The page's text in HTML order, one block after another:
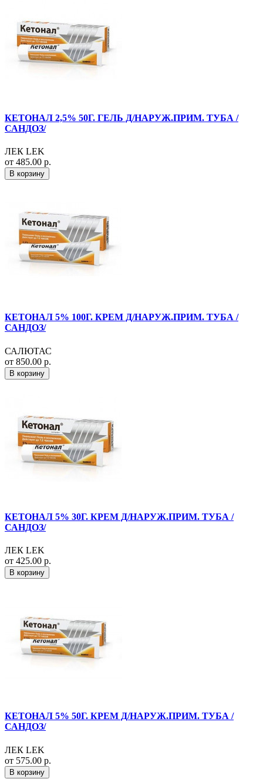
КЕТОНАЛ 2,5% 50Г. ГЕЛЬ Д/НАРУЖ.ПРИМ. ТУБА /
САНДОЗ/
ЛЕК LEK
от 485.00 р.
В корзину
КЕТОНАЛ 5% 100Г. КРЕМ Д/НАРУЖ.ПРИМ. ТУБА /
САНДОЗ/
САЛЮТАС
от 850.00 р.
В корзину
КЕТОНАЛ 5% 30Г. КРЕМ Д/НАРУЖ.ПРИМ. ТУБА /
САНДОЗ/
ЛЕК LEK
от 425.00 р.
В корзину
КЕТОНАЛ 5% 50Г. КРЕМ Д/НАРУЖ.ПРИМ. ТУБА /
САНДОЗ/
ЛЕК LEK
от 575.00 р.
В корзину